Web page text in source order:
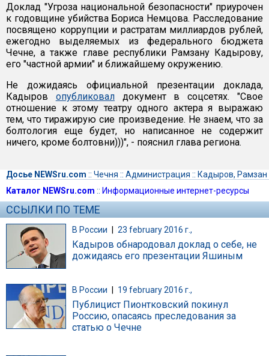
Доклад "Угроза национальной безопасности" приурочен
к годовщине убийства Бориса Немцова. Расследование
посвящено коррупции и растратам миллиардов рублей,
ежегодно выделяемых из федерального бюджета
Чечне, а также главе республики Рамзану Кадырову,
его "частной армии" и ближайшему окружению.
Не дожидаясь официальной презентации доклада,
Кадыров опубликовалдокумент в соцсетях. "Свое
отношение к этому театру одного актера я выражаю
тем, что тиражирую сие произведение. Не знаем, что за
болтология еще будет, но написанное не содержит
ничего, кроме болтовни)))", - пояснил глава региона.
Досье NEWSru.com :: Чечня :: Администрация :: Кадыров, Рамзан
Каталог NEWSru.com :: Информационные интернет-ресурсы
ССЫЛКИ ПО ТЕМЕ
В России | 23 february 2016 г.,
Кадыров обнародовал доклад о себе, не
дожидаясь его презентации Яшиным
В России 19 february 2016 г.,
Публицист Пионтковский покинул
Россию, опасаясь преследования за
статью о Чечне